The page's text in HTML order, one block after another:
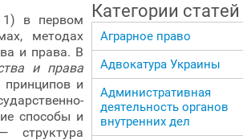
в первом
методах
и права. В
и права
принципов и
способы и
Категории статей
Аграрное право
Адвокатура Украины
Административная
деятельность органов
внутренних дел